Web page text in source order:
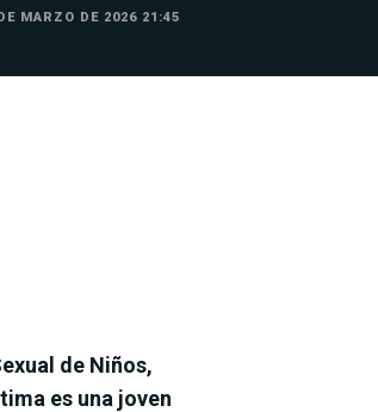
MARZO DE 2026 21:45
de Niños,
es una joven